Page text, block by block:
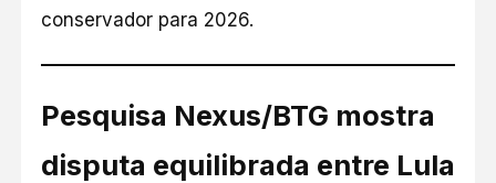
conservador para 2026.
Pesquisa Nexus/BTG mostra
disputa equilibrada entre Lula